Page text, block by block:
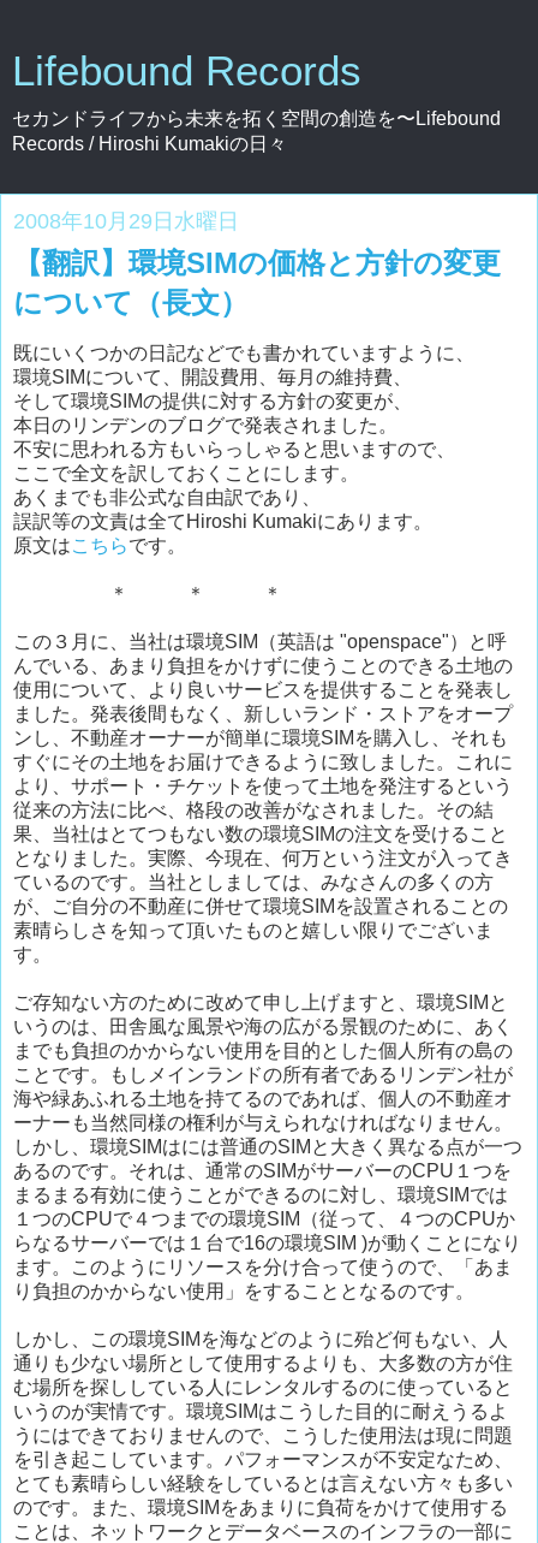
Lifebound Records
セカンドライフから未来を拓く空間の創造を〜Lifebound
Records / Hiroshi Kumakiの日々
2008年10月29日水曜日
【翻訳】環境SIMの価格と方針の変更
について（長文）
既にいくつかの日記などでも書かれていますように、
環境SIMについて、開設費用、毎月の維持費、
そして環境SIMの提供に対する方針の変更が、
本日のリンデンのブログで発表されました。
不安に思われる方もいらっしゃると思いますので、
ここで全文を訳しておくことにします。
あくまでも非公式な自由訳であり、
誤訳等の文責は全てHiroshi Kumakiにあります。
原文はこちらです。
＊ ＊ ＊
この３月に、当社は環境SIM（英語は "openspace"）と呼
んでいる、あまり負担をかけずに使うことのできる土地の
使用について、より良いサービスを提供することを発表し
ました。発表後間もなく、新しいランド・ストアをオープ
ンし、不動産オーナーが簡単に環境SIMを購入し、それも
すぐにその土地をお届けできるように致しました。これに
より、サポート・チケットを使って土地を発注するという
従来の方法に比べ、格段の改善がなされました。その結
果、当社はとてつもない数の環境SIMの注文を受けること
となりました。実際、今現在、何万という注文が入ってき
ているのです。当社としましては、みなさんの多くの方
が、ご自分の不動産に併せて環境SIMを設置されることの
素晴らしさを知って頂いたものと嬉しい限りでございま
す。
ご存知ない方のために改めて申し上げますと、環境SIMと
いうのは、田舎風な風景や海の広がる景観のために、あく
までも負担のかからない使用を目的とした個人所有の島の
ことです。もしメインランドの所有者であるリンデン社が
海や緑あふれる土地を持てるのであれば、個人の不動産オ
ーナーも当然同様の権利が与えられなければなりません。
しかし、環境SIMはには普通のSIMと大きく異なる点が一つ
あるのです。それは、通常のSIMがサーバーのCPU１つを
まるまる有効に使うことができるのに対し、環境SIMでは
１つのCPUで４つまでの環境SIM（従って、４つのCPUか
らなるサーバーでは１台で16の環境SIM )が動くことになり
ます。このようにリソースを分け合って使うので、「あま
り負担のかからない使用」をすることとなるのです。
しかし、この環境SIMを海などのように殆ど何もない、人
通りも少ない場所として使用するよりも、大多数の方が住
む場所を探ししている人にレンタルするのに使っていると
いうのが実情です。環境SIMはこうした目的に耐えうるよ
うにはできておりませんので、こうした使用法は現に問題
を引き起こしています。パフォーマンスが不安定なため、
とても素晴らしい経験をしているとは言えない方々も多い
のです。また、環境SIMをあまりに負荷をかけて使用する
ことは、ネットワークとデータベースのインフラの一部に